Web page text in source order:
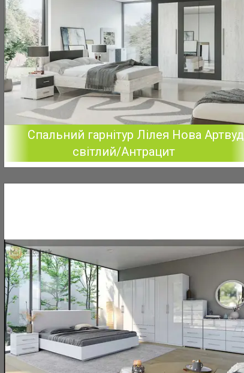
Спальний гарнітур Лілея Нова Артвуд
світлий/Антрацит